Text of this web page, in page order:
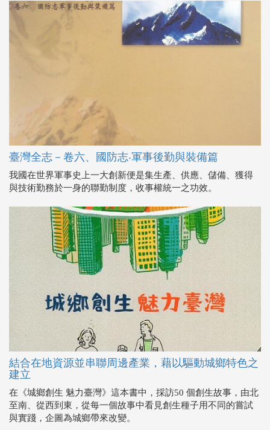
臺灣全志－卷六、國防志‧軍事後勤與裝備篇
我國在世界軍事史上一大創新便是集生產、供應、儲備、獲得
與技術勤務於一身的聯勤制度，收事權統一之功效。
結合在地資源並串聯周邊產業，藉以驅動城鄉特色之
建立
在《城鄉創生 魅力臺灣》這本書中，採訪50 個創生故事，由北
至南、從西到東，從每一個故事中看見創生種子用不同的嘗試
與實踐，企圖為城鄉帶來改變。